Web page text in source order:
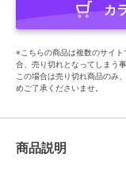
カ
※こちらの商品は複数のサイ
合、売り切れとなってしまう
この場合は売り切れ商品のみ
めご了承くださいませ。
商品説明